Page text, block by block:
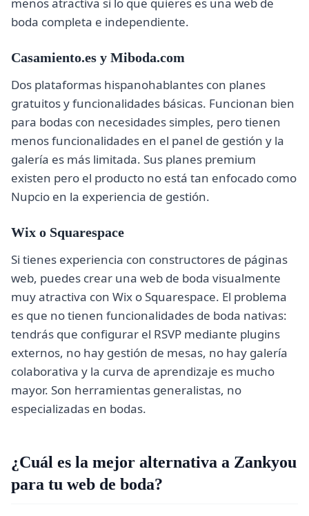
boda completa e independiente.
Casamiento.es y Miboda.com
Dos plataformas hispanohablantes con planes
gratuitos y funcionalidades básicas. Funcionan bien
para bodas con necesidades simples, pero tienen
menos funcionalidades en el panel de gestión y la
galería es más limitada. Sus planes premium
existen pero el producto no está tan enfocado como
Nupcio en la experiencia de gestión.
Wix o Squarespace
Si tienes experiencia con constructores de páginas
web, puedes crear una web de boda visualmente
muy atractiva con Wix o Squarespace. El problema
es que no tienen funcionalidades de boda nativas:
tendrás que configurar el RSVP mediante plugins
externos, no hay gestión de mesas, no hay galería
colaborativa y la curva de aprendizaje es mucho
mayor. Son herramientas generalistas, no
especializadas en bodas.
¿Cuál es la mejor alternativa a Zankyou
para tu web de boda?